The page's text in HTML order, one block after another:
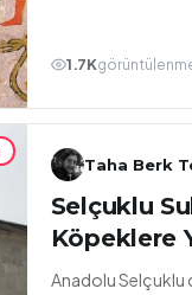
1.7K
Taha Berk
Selçuklu
Köpeklere
Anadolu Selçuklu